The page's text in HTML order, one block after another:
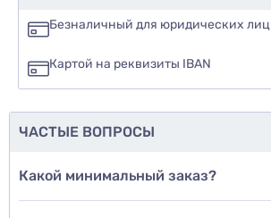
да
еще не знаю
Безналичный для юридических лиц
Картой на реквизиты IBAN
ЧАСТЫЕ ВОПРОСЫ
Какой минимальный заказ?